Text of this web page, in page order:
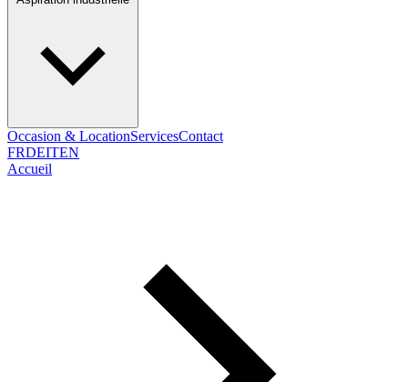
Occasion & LocationServicesContact
FRDEITEN
Accueil